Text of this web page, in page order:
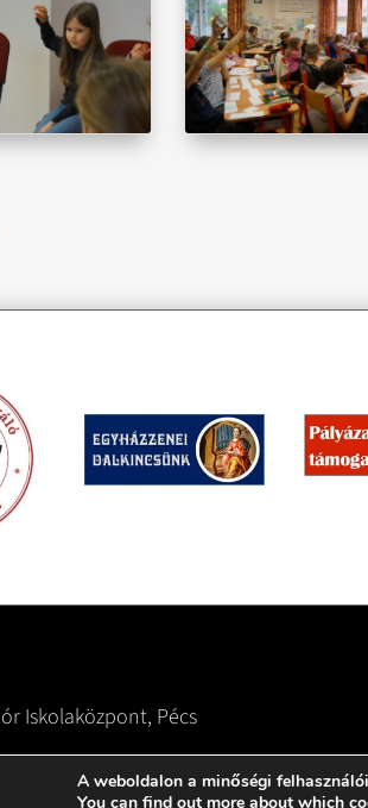
Iskolaközpont, Pécs
A weboldalon a minőségi
You can find out more about which